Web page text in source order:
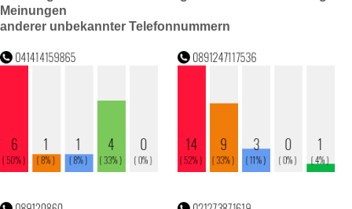
Meinungen
anderer unbekannter Telefonnummern